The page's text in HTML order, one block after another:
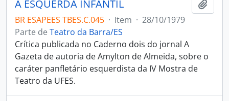
A ESQUERDA INFANTIL
BR ESAPEES TBES.C.045 · Item · 28/10/1979
Parte de Teatro da Barra/ES
Crítica publicada no Caderno dois do jornal A
Gazeta de autoria de Amylton de Almeida, sobre o
caráter panfletário esquerdista da IV Mostra de
Teatro da UFES.